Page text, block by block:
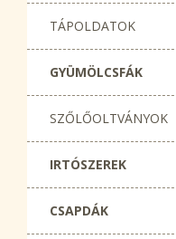
TÁPOLDATOK
GYÜMÖLCSFÁK
SZŐLŐOLTVÁNYOK
IRTÓSZEREK
CSAPDÁK